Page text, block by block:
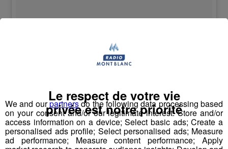
Hair whips and rodeo clips #slaydies // @etteloc //
Une publication partagée par Emily Harrington (@emilyaharrington) le
We and ourpartnersdo the following data processing based
on your consent and/or our legitimate interest: Store and/or
access information on a device; Select basic ads; Create a
personalised ads profile; Select personalised ads; Measure
ad performance; Measure content performance; Apply
Le respect de votre vie
privée est notre priorité